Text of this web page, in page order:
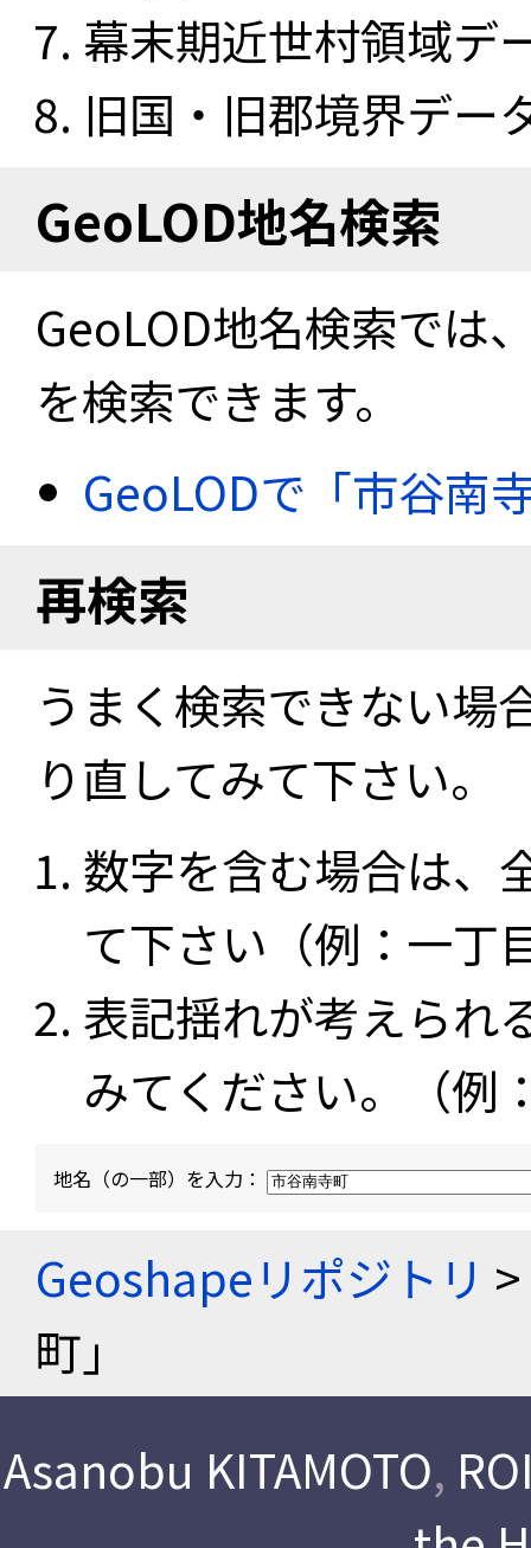
幕末期近世村領域デ
旧国・旧郡境界デー
GeoLOD地名検索
GeoLOD地名検索では
を検索できます。
GeoLODで「市谷南
再検索
うまく検索できない場
り直してみて下さい。
数字を含む場合は、
て下さい（例：一
表記揺れが考えられ
みてください。（例
地名（の一部）を入力：
Geoshapeリポジトリ >
町」
Asanobu KITAMOTO,